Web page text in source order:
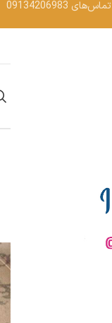
و فرش سفید
جهت اطلاع از قیمت بروز محصولات از طریق شماره تماس‌‌های 09134206983